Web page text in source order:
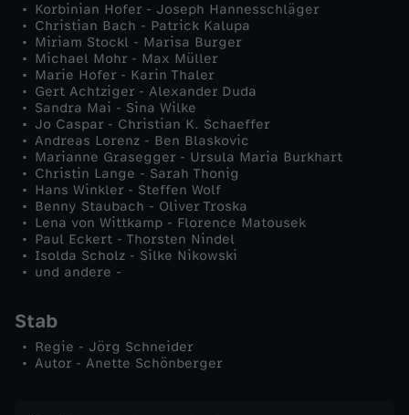
e
s
M
o
t
i
v
Korbinian Hofer - Joseph Hannesschläger
Christian Bach - Patrick Kalupa
Miriam Stockl - Marisa Burger
Michael Mohr - Max Müller
Marie Hofer - Karin Thaler
Gert Achtziger - Alexander Duda
Sandra Mai - Sina Wilke
Jo Caspar - Christian K. Schaeffer
Andreas Lorenz - Ben Blaskovic
Marianne Grasegger - Ursula Maria Burkhart
Christin Lange - Sarah Thonig
Hans Winkler - Steffen Wolf
Benny Staubach - Oliver Troska
Lena von Wittkamp - Florence Matousek
Paul Eckert - Thorsten Nindel
Isolda Scholz - Silke Nikowski
und andere -
Stab
Regie - Jörg Schneider
Autor - Anette Schönberger